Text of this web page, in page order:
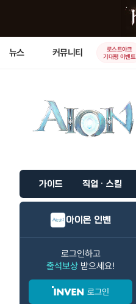
뉴스 커뮤니티
로스트아크
기대평 이벤트
가이드 직업 · 스킬
아이온 인벤
로그인하고
출석보상 받으세요!
로그인